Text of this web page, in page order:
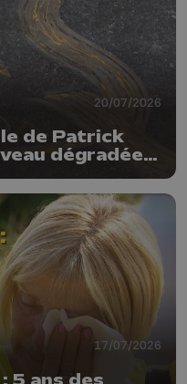
20/07/2026
de Patrick
dégradée ?
17/07/2026
5 ans des